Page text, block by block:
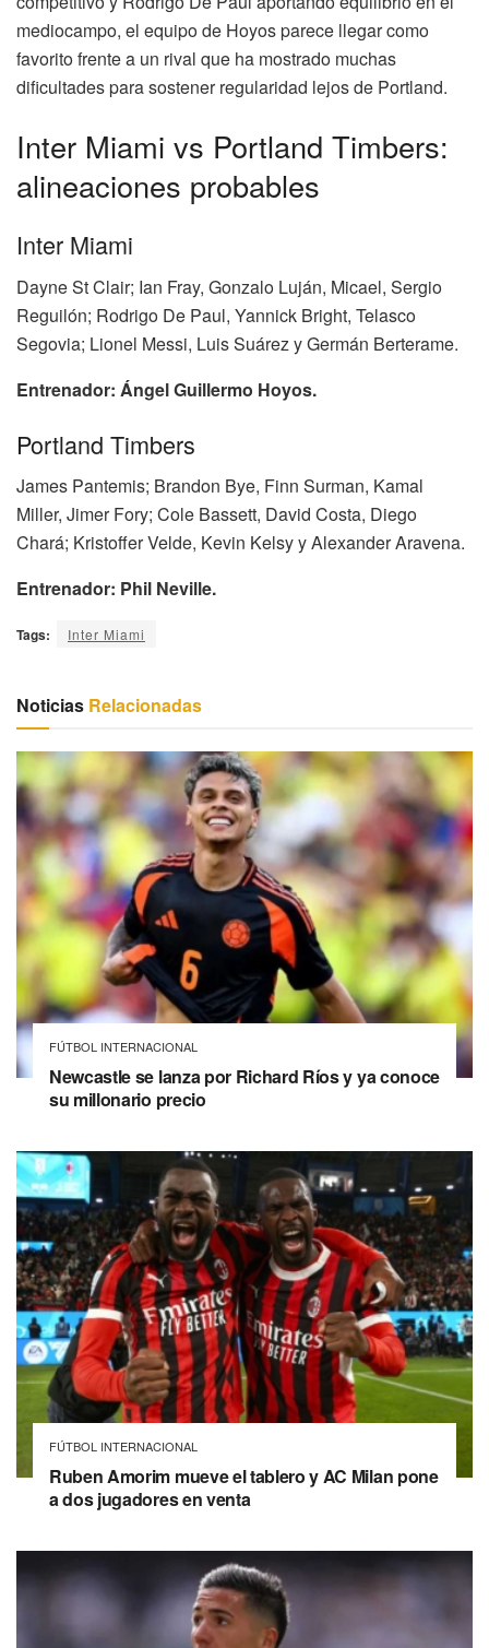
mediocampo, el equipo de Hoyos parece llegar como
favorito frente a un rival que ha mostrado muchas
dificultades para sostener regularidad lejos de Portland.
Inter Miami vs Portland Timbers:
alineaciones probables
Inter Miami
Dayne St Clair; Ian Fray, Gonzalo Luján, Micael, Sergio
Reguilón; Rodrigo De Paul, Yannick Bright, Telasco
Segovia; Lionel Messi, Luis Suárez y Germán Berterame.
Entrenador: Ángel Guillermo Hoyos.
Portland Timbers
James Pantemis; Brandon Bye, Finn Surman, Kamal
Miller, Jimer Fory; Cole Bassett, David Costa, Diego
Chará; Kristoffer Velde, Kevin Kelsy y Alexander Aravena.
Entrenador: Phil Neville.
Tags: Inter Miami
Noticias Relacionadas
FÚTBOL INTERNACIONAL
Newcastle se lanza por Richard Ríos y ya conoce
su millonario precio
FÚTBOL INTERNACIONAL
Ruben Amorim mueve el tablero y AC Milan pone
a dos jugadores en venta